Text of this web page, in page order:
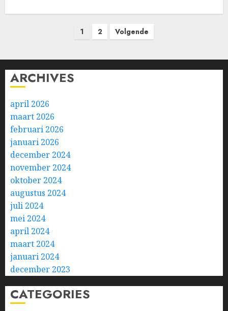
1 2 Volgende
ARCHIVES
april 2026
maart 2026
februari 2026
januari 2026
december 2024
november 2024
oktober 2024
augustus 2024
juli 2024
mei 2024
april 2024
maart 2024
januari 2024
december 2023
CATEGORIES